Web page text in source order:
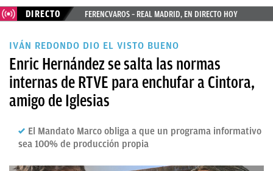
DIRECTO
FERENCVAROS – REAL MADRID, EN DIRECTO HOY
IVÁN REDONDO DIO EL VISTO BUENO
Enric Hernández se salta las normas
internas de RTVE para enchufar a Cintora,
amigo de Iglesias
El Mandato Marco obliga a que un programa informativo
sea 100% de producción propia